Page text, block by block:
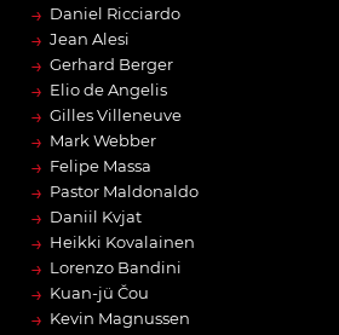
→ Daniel Ricciardo
→ Jean Alesi
→ Gerhard Berger
→ Elio de Angelis
→ Gilles Villeneuve
→ Mark Webber
→ Felipe Massa
→ Pastor Maldonaldo
→ Daniil Kvjat
→ Heikki Kovalainen
→ Lorenzo Bandini
→ Kuan-jü Čou
→ Kevin Magnussen